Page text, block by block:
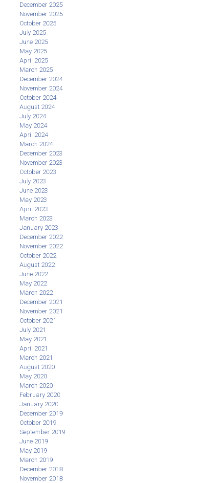
December 2025
November 2025
October 2025
July 2025
June 2025
May 2025
April 2025
March 2025
December 2024
November 2024
October 2024
August 2024
July 2024
May 2024
April 2024
March 2024
December 2023
November 2023
October 2023
July 2023
June 2023
May 2023
April 2023
March 2023
January 2023
December 2022
November 2022
October 2022
August 2022
June 2022
May 2022
March 2022
December 2021
November 2021
October 2021
July 2021
May 2021
April 2021
March 2021
August 2020
May 2020
March 2020
February 2020
January 2020
December 2019
October 2019
September 2019
June 2019
May 2019
March 2019
December 2018
November 2018